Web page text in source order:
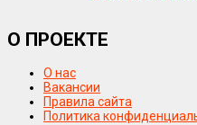
О ПРОЕКТЕ
О нас
Вакансии
Правила сайта
Политика